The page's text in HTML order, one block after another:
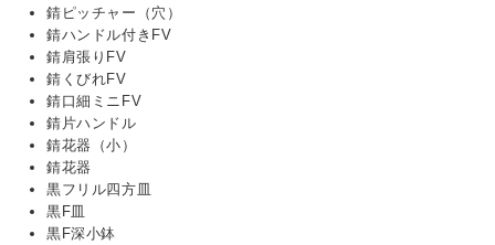
錆ピッチャー（穴）
錆ハンドル付きFV
錆肩張りFV
錆くびれFV
錆口細ミニFV
錆片ハンドル
錆花器（小）
錆花器
黒フリル四方皿
黒F皿
黒F深小鉢